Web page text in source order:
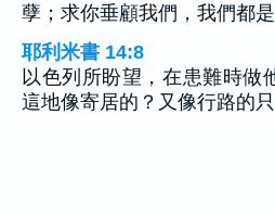
孽；求你垂顧我們，我們都是
耶利米書 14:8
以色列所盼望，在患難時做
這地像寄居的？又像行路的